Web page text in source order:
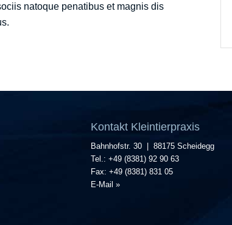
natoque penatibus et magnis dis
Kontakt Kleintierpraxis
Bahnhofstr. 30 | 88175 Scheidegg
Tel.: +49 (8381) 92 90 63
Fax: +49 (8381) 831 05
E-Mail »